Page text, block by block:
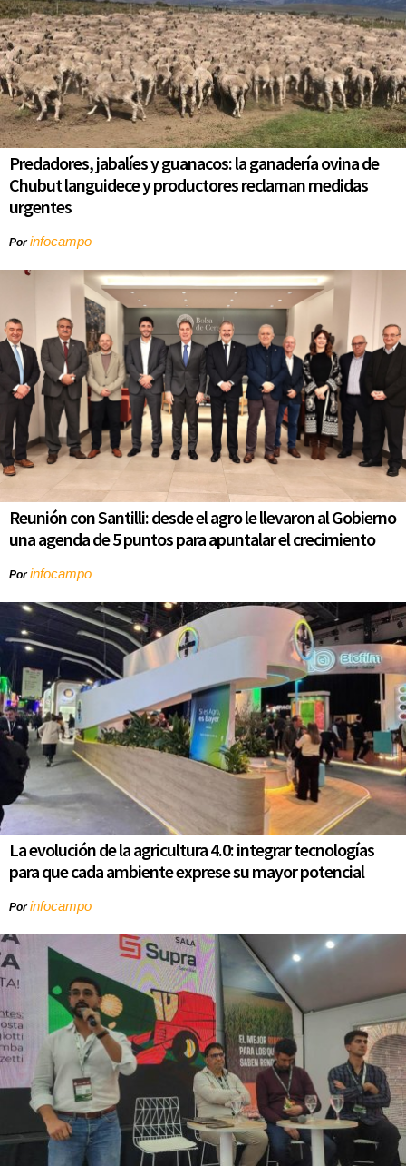
Predadores, jabalíes y guanacos: la ganadería ovina de
Chubut languidece y productores reclaman medidas
urgentes
Porinfocampo
Reunión con Santilli: desde el agro le llevaron al Gobierno
una agenda de 5 puntos para apuntalar el crecimiento
Porinfocampo
La evolución de la agricultura 4.0: integrar tecnologías
para que cada ambiente exprese su mayor potencial
Porinfocampo